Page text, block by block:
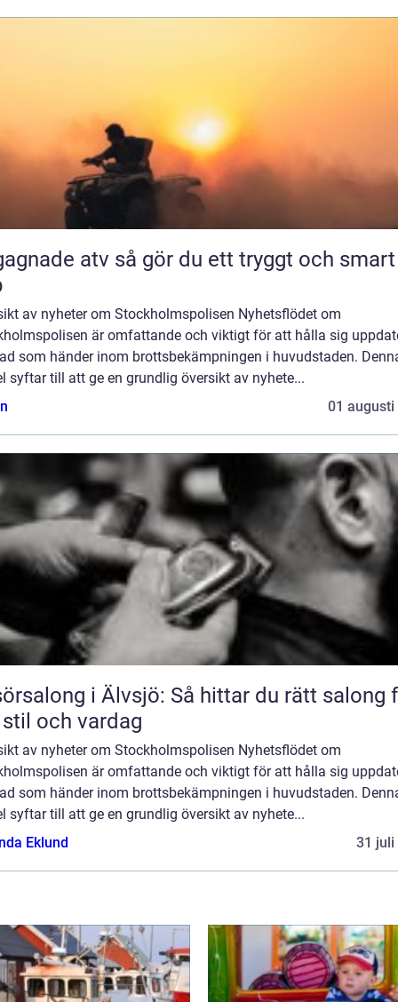
atv så gör du ett tryggt och smart
av nyheter om Stockholmspolisen Nyhetsflödet om
är omfattande och viktigt för att hålla sig
som händer inom brottsbekämpningen i huvudstaden.
syftar till att ge en grundlig översikt av nyhete...
01 augusti
i Älvsjö: Så hittar du rätt salong
och vardag
av nyheter om Stockholmspolisen Nyhetsflödet om
är omfattande och viktigt för att hålla sig
som händer inom brottsbekämpningen i huvudstaden.
syftar till att ge en grundlig översikt av nyhete...
Eklund
31 juli